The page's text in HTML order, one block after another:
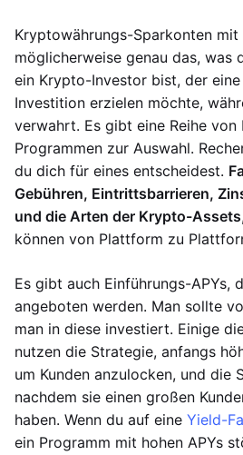
Kryptowährungs-Sparkonten mit
möglicherweise genau das, was
ein Krypto-Investor bist, der
Investition erzielen möchte,
verwahrt. Es gibt eine Reihe
Programmen zur Auswahl.
du dich für eines entscheidest.
Gebühren, Eintrittsbarrieren,
und die Arten der Krypto-Assets
können von Plattform zu
Es gibt auch Einführungs-APYs,
angeboten werden. Man sollte
man in diese investiert. Einige
nutzen die Strategie, anfangs
um Kunden anzulocken, und die
nachdem sie einen großen
haben. Wenn du auf eine Yield-
ein Programm mit hohen APYs